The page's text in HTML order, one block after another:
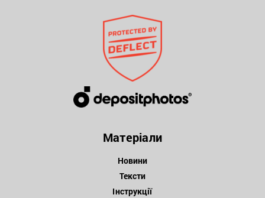
Матеріали
Новини
Тексти
Інструкції